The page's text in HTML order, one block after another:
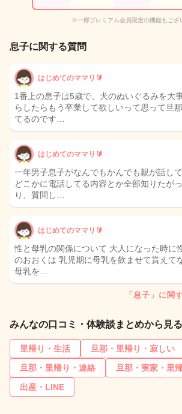
※一部プレミアム会員限定の機能もござ
息子に関する質問
はじめてのママリ🔰
1番上の息子は5歳で、犬のぬいぐるみを大
らしたらもう卒業して欲しいって思って旦
てるのです…
はじめてのママリ🔰
一年男子息子がなんでもかんでも親が話し
どこかに電話してる内容とか全部知りたが
り、質問し…
はじめてのママリ🔰
性と母乳の関係について 大人になった時に
のおおくは 乳児期に母乳を飲ませて貰えて
母乳を…
「息子」に関
みんなの口コミ・体験談まとめから見る
里帰り・生活
旦那・里帰り・寂しい
旦那・里帰り・連絡
旦那・実家・里
出産・LINE